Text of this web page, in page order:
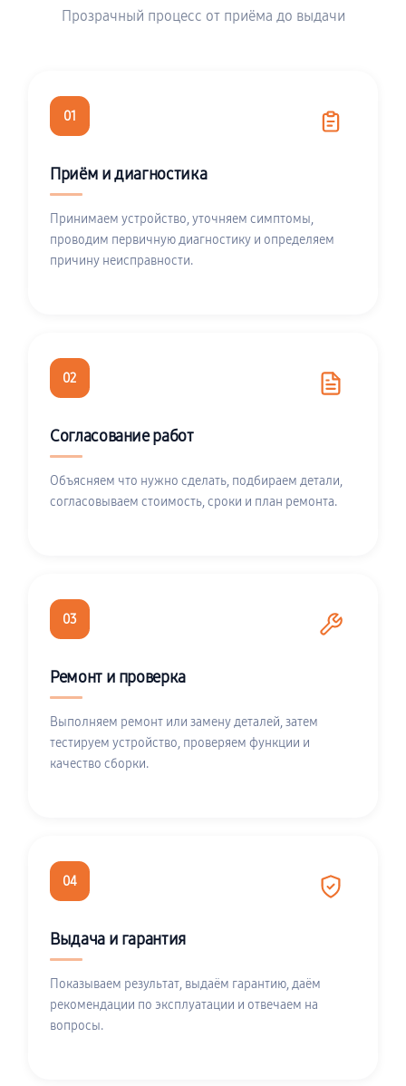
Прозрачный процесс от приёма до выдачи
01
Приём и диагностика
Принимаем устройство, уточняем симптомы,
проводим первичную диагностику и определяем
причину неисправности.
02
Согласование работ
Объясняем что нужно сделать, подбираем детали,
согласовываем стоимость, сроки и план ремонта.
03
Ремонт и проверка
Выполняем ремонт или замену деталей, затем
тестируем устройство, проверяем функции и
качество сборки.
04
Выдача и гарантия
Показываем результат, выдаём гарантию, даём
рекомендации по эксплуатации и отвечаем на
вопросы.